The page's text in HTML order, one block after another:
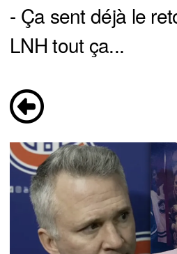
- Ça sent déjà le
LNH tout ça...